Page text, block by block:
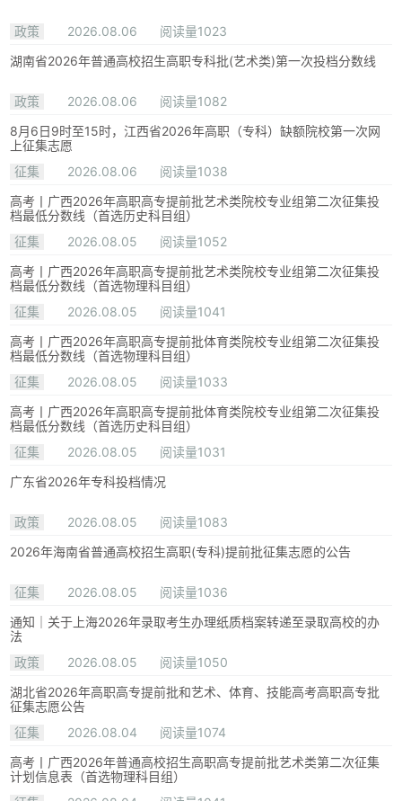
政策 2026.08.06
阅读量1023
湖南省2026年普通高校招生高职专科批(艺术类)第一次投档分数线
政策 2026.08.06
阅读量1082
8月6日9时至15时，江西省2026年高职（专科）缺额院校第一次网
上征集志愿
征集
2026.08.06
阅读量1038
高考丨广西2026年高职高专提前批艺术类院校专业组第二次征集投
档最低分数线（首选历史科目组）
征集
2026.08.05
阅读量1052
高考丨广西2026年高职高专提前批艺术类院校专业组第二次征集投
档最低分数线（首选物理科目组）
征集
2026.08.05
阅读量1041
高考丨广西2026年高职高专提前批体育类院校专业组第二次征集投
档最低分数线（首选物理科目组）
征集
2026.08.05
阅读量1033
高考丨广西2026年高职高专提前批体育类院校专业组第二次征集投
档最低分数线（首选历史科目组）
征集
2026.08.05
阅读量1031
广东省2026年专科投档情况
政策 2026.08.05
阅读量1083
2026年海南省普通高校招生高职(专科)提前批征集志愿的公告
征集 2026.08.05
阅读量1036
通知｜关于上海2026年录取考生办理纸质档案转递至录取高校的办
法
政策
2026.08.05
阅读量1050
湖北省2026年高职高专提前批和艺术、体育、技能高考高职高专批
征集志愿公告
征集
2026.08.04
阅读量1074
高考丨广西2026年普通高校招生高职高专提前批艺术类第二次征集
计划信息表（首选物理科目组）